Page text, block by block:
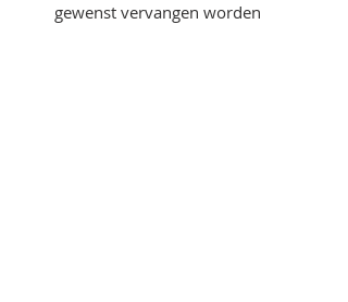
gewenst vervangen worden